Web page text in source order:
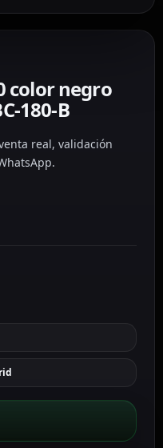
color negro
180-B
real, validación